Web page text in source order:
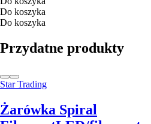
Do koszyka
Do koszyka
Przydatne produkty
Star Trading
Żarówka Spiral